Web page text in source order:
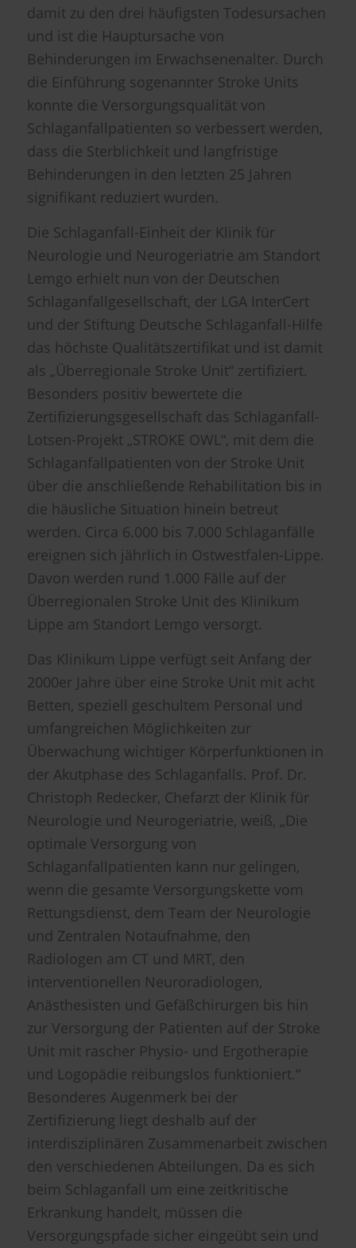
damit zu den drei häufigsten Todesursachen
und ist die Hauptursache von
Behinderungen im Erwachsenenalter. Durch
die Einführung sogenannter Stroke Units
konnte die Versorgungsqualität von
Schlaganfallpatienten so verbessert werden,
dass die Sterblichkeit und langfristige
Behinderungen in den letzten 25 Jahren
signifikant reduziert wurden.
Die Schlaganfall-Einheit der Klinik für
Neurologie und Neurogeriatrie am Standort
Lemgo erhielt nun von der Deutschen
Schlaganfallgesellschaft, der LGA InterCert
und der Stiftung Deutsche Schlaganfall-Hilfe
das höchste Qualitätszertifikat und ist damit
als „Überregionale Stroke Unit“ zertifiziert.
Besonders positiv bewertete die
Zertifizierungsgesellschaft das Schlaganfall-
Lotsen-Projekt „STROKE OWL“, mit dem die
Schlaganfallpatienten von der Stroke Unit
über die anschließende Rehabilitation bis in
die häusliche Situation hinein betreut
werden. Circa 6.000 bis 7.000 Schlaganfälle
ereignen sich jährlich in Ostwestfalen-Lippe.
Davon werden rund 1.000 Fälle auf der
Überregionalen Stroke Unit des Klinikum
Lippe am Standort Lemgo versorgt.
Das Klinikum Lippe verfügt seit Anfang der
2000er Jahre über eine Stroke Unit mit acht
Betten, speziell geschultem Personal und
umfangreichen Möglichkeiten zur
Überwachung wichtiger Körperfunktionen in
der Akutphase des Schlaganfalls. Prof. Dr.
Christoph Redecker, Chefarzt der Klinik für
Neurologie und Neurogeriatrie, weiß, „Die
optimale Versorgung von
Schlaganfallpatienten kann nur gelingen,
wenn die gesamte Versorgungskette vom
Rettungsdienst, dem Team der Neurologie
und Zentralen Notaufnahme, den
Radiologen am CT und MRT, den
interventionellen Neuroradiologen,
Anästhesisten und Gefäßchirurgen bis hin
zur Versorgung der Patienten auf der Stroke
Unit mit rascher Physio- und Ergotherapie
und Logopädie reibungslos funktioniert.“
Besonderes Augenmerk bei der
Zertifizierung liegt deshalb auf der
interdisziplinären Zusammenarbeit zwischen
den verschiedenen Abteilungen. Da es sich
beim Schlaganfall um eine zeitkritische
Erkrankung handelt, müssen die
Versorgungspfade sicher eingeübt sein und